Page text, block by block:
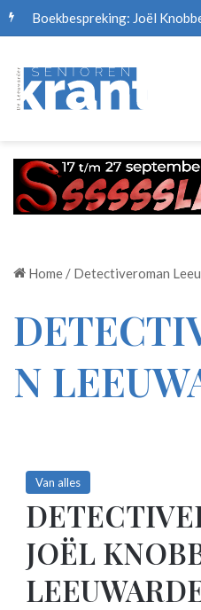
Boekbespreking: Joël
Home / Detectiveroman
N
Van alles
JOËL